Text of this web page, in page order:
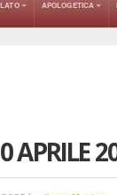
APOLOGETICA
APRILE